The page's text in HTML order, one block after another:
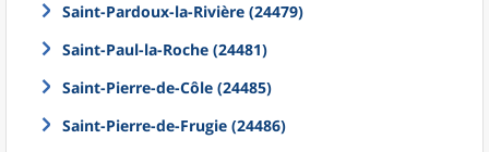
Saint-Pardoux-la-Rivière (24479)
Saint-Paul-la-Roche (24481)
Saint-Pierre-de-Côle (24485)
Saint-Pierre-de-Frugie (24486)